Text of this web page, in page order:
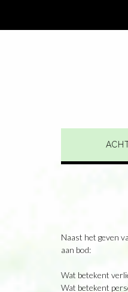
de
Naast het geven
aan bod:
Wat betekent
Wat betekent